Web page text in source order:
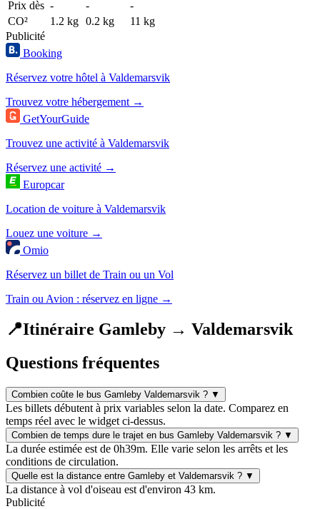
Prix dès - -
-
CO²
1.2 kg 0.2 kg
11 kg
Publicité
Booking
Réservez votre hôtel à Valdemarsvik
Trouvez votre hébergement →
GetYourGuide
Trouvez une activité à Valdemarsvik
Réservez une activité →
Europcar
Location de voiture à Valdemarsvik
Louez une voiture →
Omio
Réservez un billet de Train ou un Vol
Train ou Avion : réservez en ligne →
📍Itinéraire Gamleby → Valdemarsvik
Questions fréquentes
Combien coûte le bus Gamleby Valdemarsvik ? ▼
Les billets débutent à prix variables selon la date. Comparez en
temps réel avec le widget ci-dessus.
Combien de temps dure le trajet en bus Gamleby Valdemarsvik ? ▼
La durée estimée est de 0h39m. Elle varie selon les arrêts et les
conditions de circulation.
Quelle est la distance entre Gamleby et Valdemarsvik ? ▼
La distance à vol d'oiseau est d'environ 43 km.
Publicité